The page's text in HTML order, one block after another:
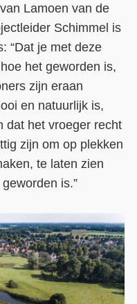
Lamoen van de
Schimmel is
“Dat je met deze
het geworden is,
zijn eraan
en natuurlijk is,
dat het vroeger recht
zijn om op plekken
te laten zien
is.”